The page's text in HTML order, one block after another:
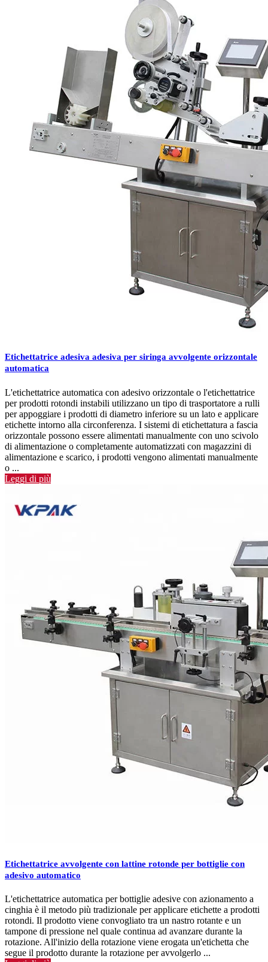
Etichettatrice adesiva adesiva per siringa avvolgente orizzontale
automatica
L'etichettatrice automatica con adesivo orizzontale o l'etichettatrice
per prodotti rotondi instabili utilizzano un tipo di trasportatore a rulli
per appoggiare i prodotti di diametro inferiore su un lato e applicare
etichette intorno alla circonferenza. I sistemi di etichettatura a fascia
orizzontale possono essere alimentati manualmente con uno scivolo
di alimentazione o completamente automatizzati con magazzini di
alimentazione e scarico, i prodotti vengono alimentati manualmente
o ...
Leggi di più
Etichettatrice avvolgente con lattine rotonde per bottiglie con
adesivo automatico
L'etichettatrice automatica per bottiglie adesive con azionamento a
cinghia è il metodo più tradizionale per applicare etichette a prodotti
rotondi. Il prodotto viene convogliato tra un nastro rotante e un
tampone di pressione nel quale continua ad avanzare durante la
rotazione. All'inizio della rotazione viene erogata un'etichetta che
segue il prodotto durante la rotazione per avvolgerlo ...